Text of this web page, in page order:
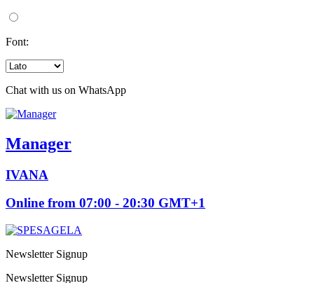
Font:
Chat with us on WhatsApp
Manager
IVANA
Online from 07:00 - 20:30 GMT+1
Newsletter Signup
Newsletter Signup